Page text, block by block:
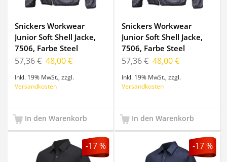
Snickers Workwear
Junior Soft Shell Jacke,
7506, Farbe Steel
Grey/High Visibility
57,36 € 48,00 €
Inkl. 19% MwSt.,zzgl.
Versandkosten
In den Warenkorb
Snickers Workwear
Junior Soft Shell Jacke,
7506, Farbe Steel
Grey/High Visibility
57,36 € 48,00 €
Inkl. 19% MwSt.,zzgl.
Versandkosten
In den Warenkorb
-17 % -17 %